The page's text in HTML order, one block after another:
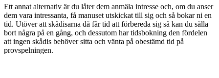
Ett annat alternativ är du låter dem anmäla intresse och, om du anser
dem vara intressanta, få manuset utskickat till sig och så bokar ni en
tid. Utöver att skådisarna då får tid att förbereda sig så kan du sålla
bort några på en gång, och dessutom har tidsbokning den fördelen
att ingen skådis behöver sitta och vänta på obestämd tid på
provspelningen.